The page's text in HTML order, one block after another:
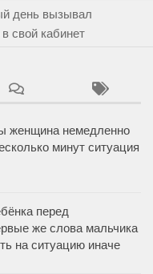
день вызывал
свой кабинет
женщина немедленно
минут ситуация
перед
же слова мальчика
на ситуацию иначе